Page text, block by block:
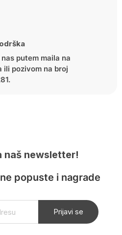
putem maila na
ili pozivom na broj
naš newsletter!
popuste i nagrade
Prijavi se